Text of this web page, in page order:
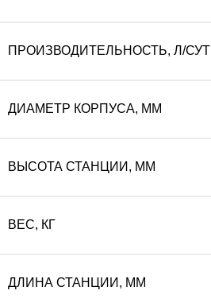
ПРОИЗВОДИТЕЛЬНОСТЬ, Л/СУТ
ДИАМЕТР КОРПУСА, ММ
ВЫСОТА СТАНЦИИ, ММ
ВЕС, КГ
ДЛИНА СТАНЦИИ, ММ